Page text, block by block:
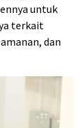
untuk
terkait
dan